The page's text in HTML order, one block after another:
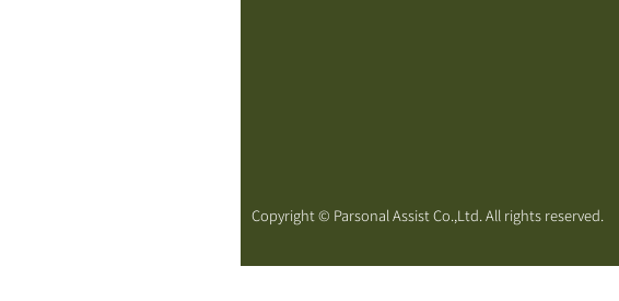
Copyright © Parsonal Assist Co.,Ltd. All rights reserved.